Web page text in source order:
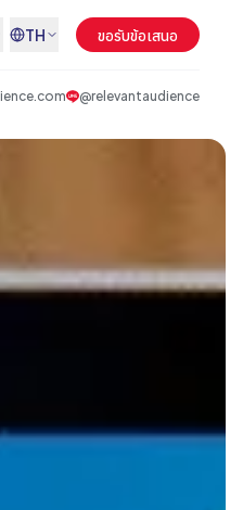
TH ขอรับข้อเสนอ
@relevantaudience